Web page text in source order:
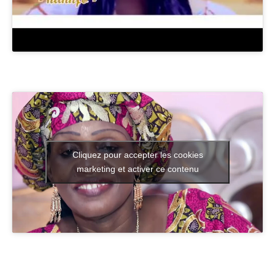
Cliquez pour accepter les cookies
marketing et activer ce contenu